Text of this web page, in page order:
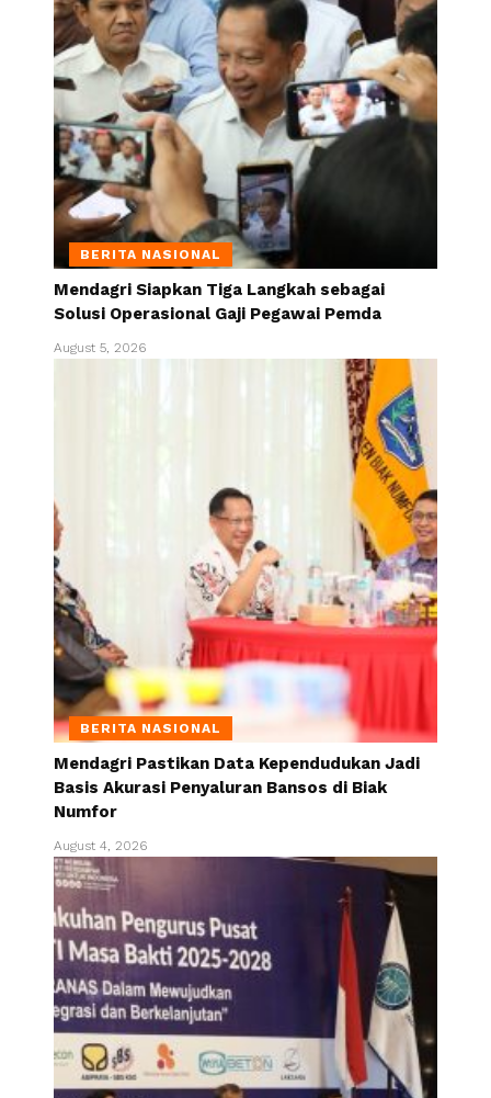
BERITA NASIONAL
Mendagri Siapkan Tiga Langkah sebagai
Solusi Operasional Gaji Pegawai Pemda
August 5, 2026
BERITA NASIONAL
Mendagri Pastikan Data Kependudukan Jadi
Basis Akurasi Penyaluran Bansos di Biak
Numfor
August 4, 2026